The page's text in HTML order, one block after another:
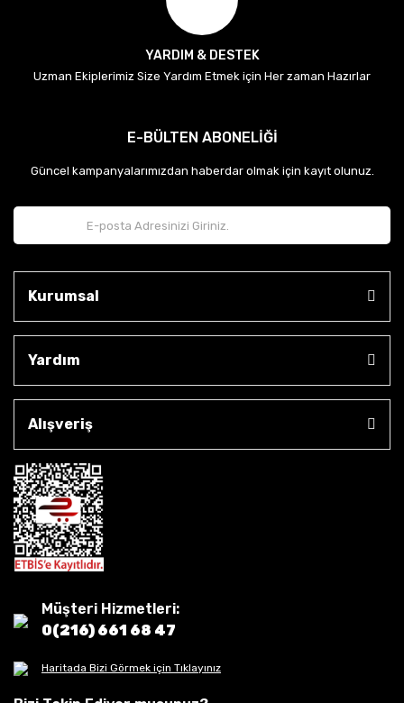
YARDIM & DESTEK
Uzman Ekiplerimiz Size Yardım Etmek için Her zaman Hazırlar
E-BÜLTEN ABONELİĞİ
Güncel kampanyalarımızdan haberdar olmak için kayıt olunuz.
Kurumsal
Yardım
Alışveriş
Müşteri Hizmetleri:
0(216) 661 68 47
Haritada Bizi Görmek için Tıklayınız